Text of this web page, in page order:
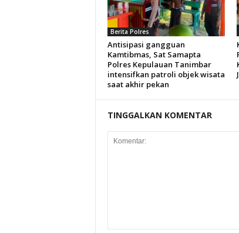
Berita Polres
Antisipasi gangguan
Kamtibmas, Sat Samapta
Polres Kepulauan Tanimbar
intensifkan patroli objek wisata
saat akhir pekan
TINGGALKAN KOMENTAR